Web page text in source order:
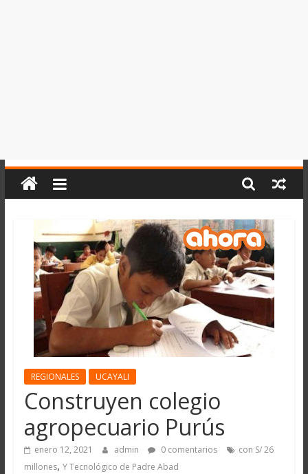
REGIONALES UCAYALI
Construyen colegio
agropecuario Purús
enero 12, 2021 admin 0 comentarios
con S/ 26
millones, Y Tecnológico de Padre Abad